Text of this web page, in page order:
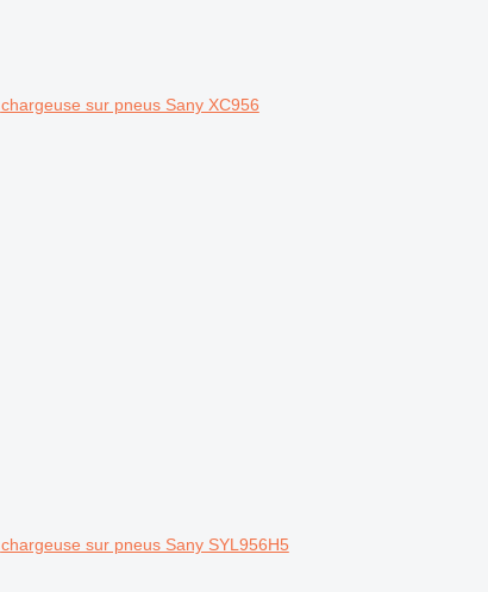
chargeuse sur pneus Sany XC956
chargeuse sur pneus Sany SYL956H5